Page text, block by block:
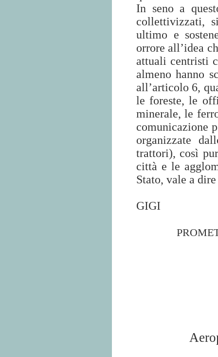
In seno a
collettivizzati,
ultimo e
orrore all’idea
attuali centristi
almeno hanno
all’articolo 6,
le foreste, le
minerale, le
comunicazione
organizzate
trattori), così
città e le
Stato, vale a
GIGI